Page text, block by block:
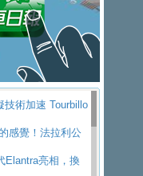
備還需要什麼？
的究竟
，汽柴油5噸貨車
球自動車年鑑1月
運轉職人挑戰賽
Audi Q4 Sportba
風而行，加深力
大可達 935 公
Benz C 400 4
，MAZDA全新3
並展開預售94.9
年式 MX-5 更
全新電動動力系
、支援雙向供電
xDrive 四驅，
手魅力 自成焦點
技術加速 Tourbillo
感覺！法拉利公
跑產品細節
Elantra亮相，換